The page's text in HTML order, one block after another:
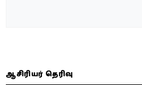
ஆசிரியர் தெரிவு